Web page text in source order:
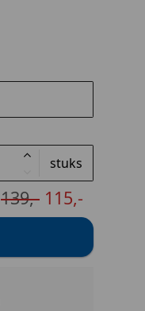
stuks
139,- 115,-